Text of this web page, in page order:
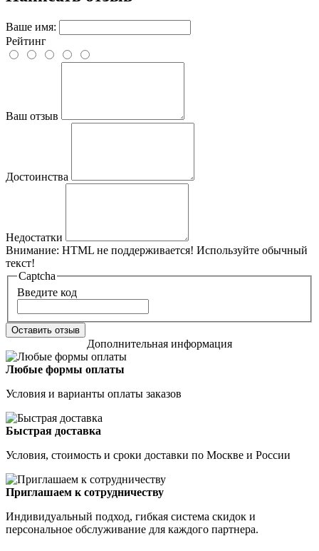
Ваше имя:
Рейтинг
Ваш отзыв
Достоинства
Недостатки
Внимание: HTML не поддерживается! Используйте обычный
текст!
Captcha
Введите код
Оставить отзыв
Дополнительная информация
Любые формы оплаты
Условия и варианты оплаты заказов
Быстрая доставка
Условия, стоимость и сроки доставки по Москве и России
Приглашаем к сотрудничеству
Индивидуальный подход, гибкая система скидок и
персональное обслуживание для каждого партнера.